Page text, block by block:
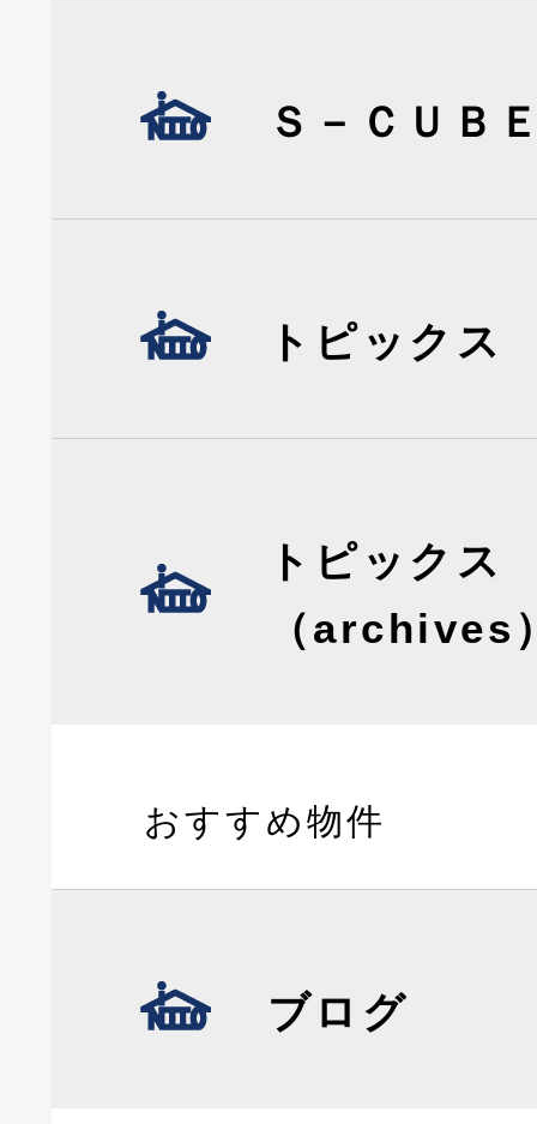
Ｓ－ＣＵＢ
トピックス
トピックス
（archives
おすすめ物件
ブログ